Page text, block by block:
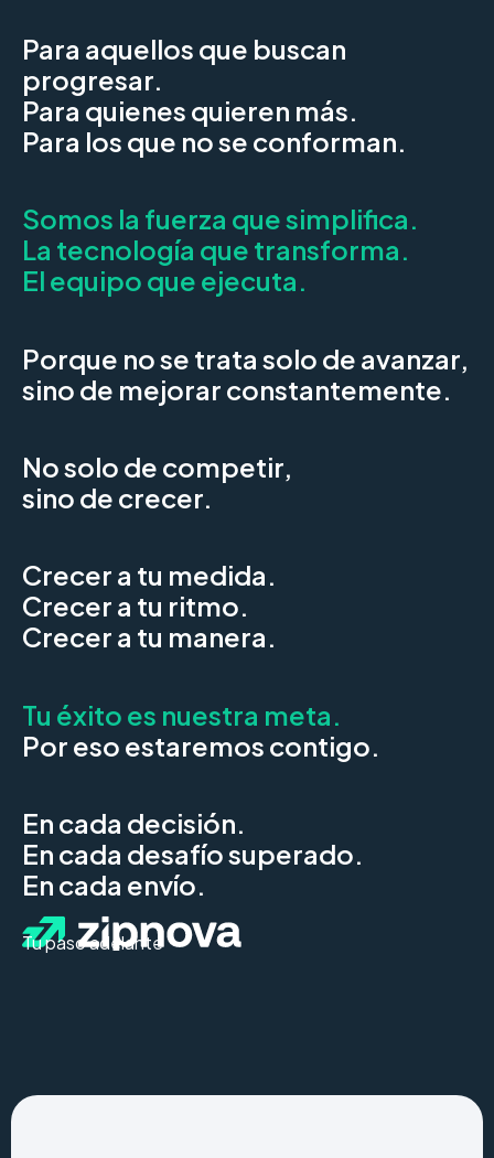
Para aquellos que buscan
progresar.
Para quienes quieren más.
Para los que no se conforman.
Somos la fuerza que simplifica.
La tecnología que transforma.
El equipo que ejecuta.
Porque no se trata solo de avanzar,
sino de mejorar constantemente.
No solo de competir,
sino de crecer.
Crecer a tu medida.
Crecer a tu ritmo.
Crecer a tu manera.
Tu éxito es nuestra meta.
Por eso estaremos contigo.
En cada decisión.
En cada desafío superado.
En cada envío.
Tu paso adelante